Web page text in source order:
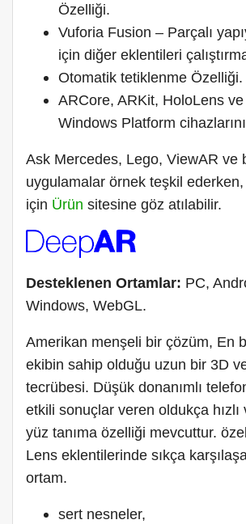
Özelliği.
Vuforia Fusion – Parçalı
için diğer eklentileri
Otomatik tetiklenme Özelliği.
ARCore, ARKit, HoloLens ve
Windows Platform
Ask Mercedes, Lego, ViewAR ve
uygulamalar örnek teşkil
için Ürün sitesine göz atılabilir.
Desteklenen Ortamlar: PC,
Windows, WebGL.
Amerikan menşeli bir çözüm, En
ekibin sahip olduğu uzun bir 3D
tecrübesi. Düşük donanımlı
etkili sonuçlar veren oldukça hızlı
yüz tanıma özelliği mevcuttur.
Lens eklentilerinde sıkça
ortam.
sert nesneler,